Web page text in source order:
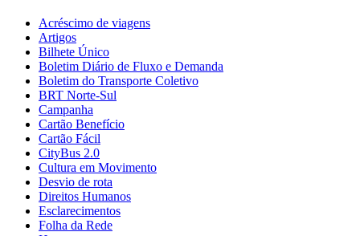
Acréscimo de viagens
Artigos
Bilhete Único
Boletim Diário de Fluxo e Demanda
Boletim do Transporte Coletivo
BRT Norte-Sul
Campanha
Cartão Benefício
Cartão Fácil
CityBus 2.0
Cultura em Movimento
Desvio de rota
Direitos Humanos
Esclarecimentos
Folha da Rede